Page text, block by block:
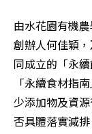
由水花園有機
創辦人何佳穎
同成立的「永
「永續食材指
少添加物及資
否具體落實減排